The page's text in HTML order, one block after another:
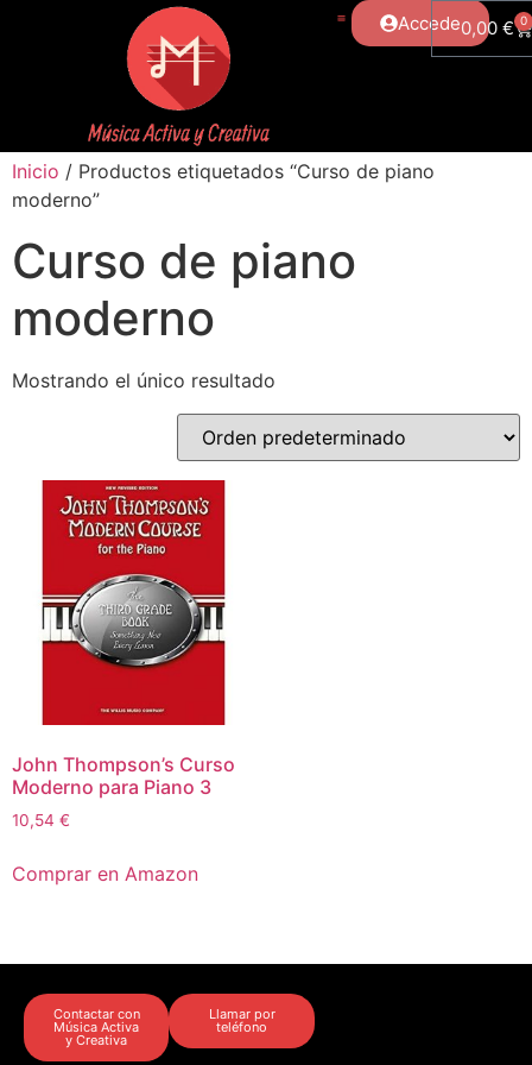
Accede0,00 € 0
Inicio / Productos etiquetados “Curso de piano
moderno”
Curso de piano
moderno
Mostrando el único resultado
John Thompson’s Curso
Moderno para Piano 3
10,54 €
Comprar en Amazon
Contactar con
Música Activa
y Creativa
Llamar por
teléfono